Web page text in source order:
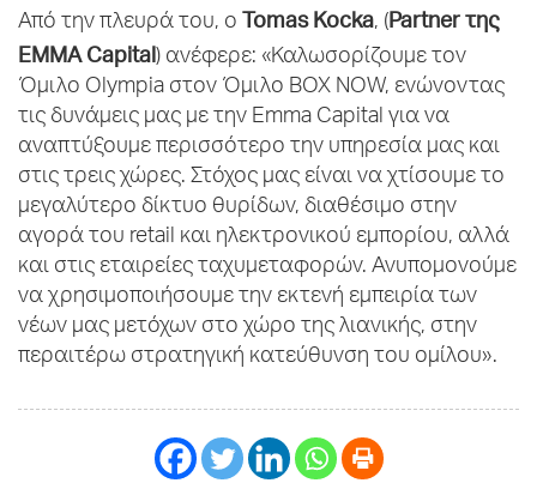
Από την πλευρά του, ο Tomas Kocka, (Partner της
EMMA Capital) ανέφερε: «Καλωσορίζουμε τον
Όμιλο Olympia στον Όμιλο BOX NOW, ενώνοντας
τις δυνάμεις μας με την Emma Capital για να
αναπτύξουμε περισσότερο την υπηρεσία μας και
στις τρεις χώρες. Στόχος μας είναι να χτίσουμε το
μεγαλύτερο δίκτυο θυρίδων, διαθέσιμο στην
αγορά του retail και ηλεκτρονικού εμπορίου, αλλά
και στις εταιρείες ταχυμεταφορών. Ανυπομονούμε
να χρησιμοποιήσουμε την εκτενή εμπειρία των
νέων μας μετόχων στο χώρο της λιανικής, στην
περαιτέρω στρατηγική κατεύθυνση του ομίλου».